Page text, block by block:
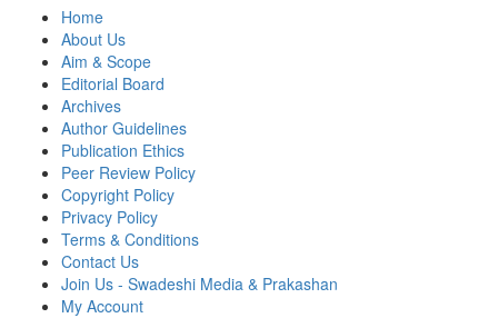
Home
About Us
Aim & Scope
Editorial Board
Archives
Author Guidelines
Publication Ethics
Peer Review Policy
Copyright Policy
Privacy Policy
Terms & Conditions
Contact Us
Join Us - Swadeshi Media & Prakashan
My Account